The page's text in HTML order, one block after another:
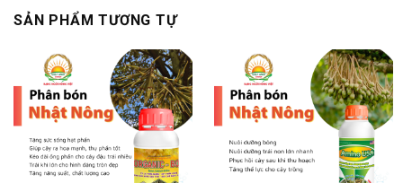
SẢN PHẨM TƯƠNG TỰ